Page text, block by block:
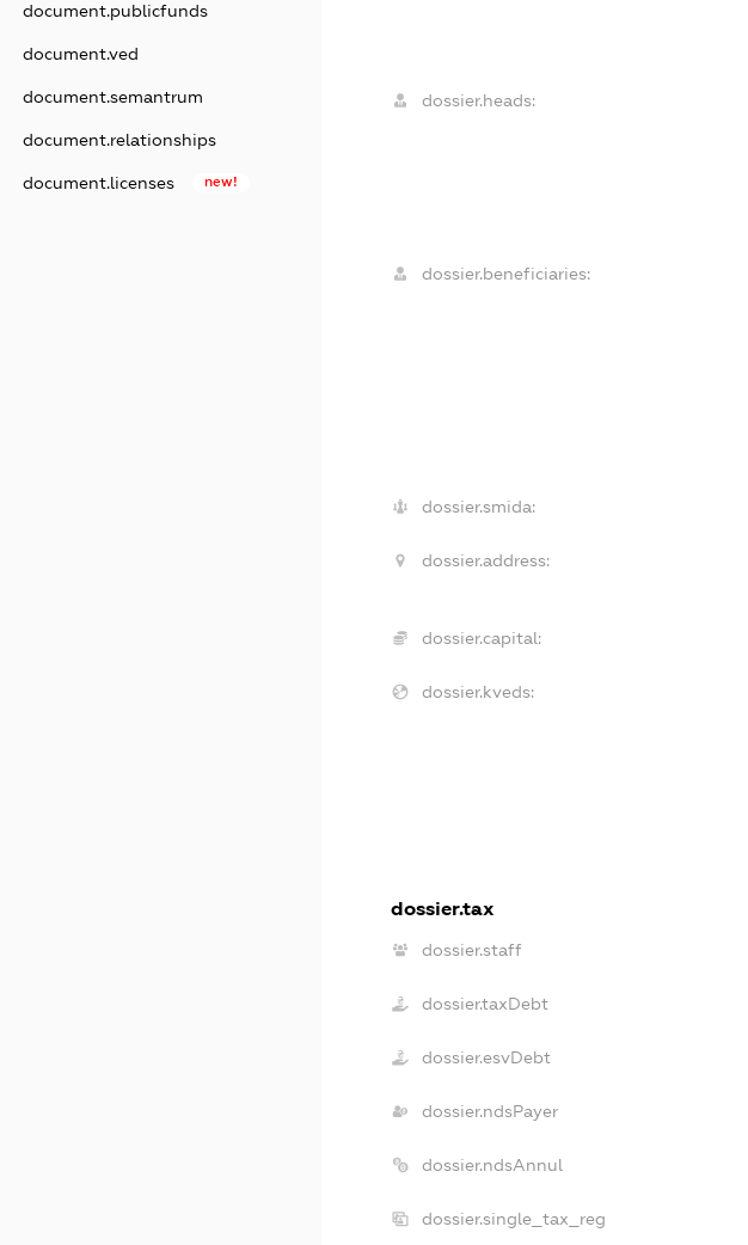
document.publicfunds
document.ved
document.semantrum
document.relationships
document.licenses new!
dossier.heads:
dossier.beneficiaries:
dossier.smida:
dossier.address:
dossier.capital:
dossier.kveds:
dossier.tax
dossier.staff
dossier.taxDebt
dossier.esvDebt
dossier.ndsPayer
dossier.ndsAnnul
dossier.single_tax_reg